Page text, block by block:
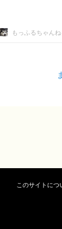
もっふるちゃんね
このサイトにつ